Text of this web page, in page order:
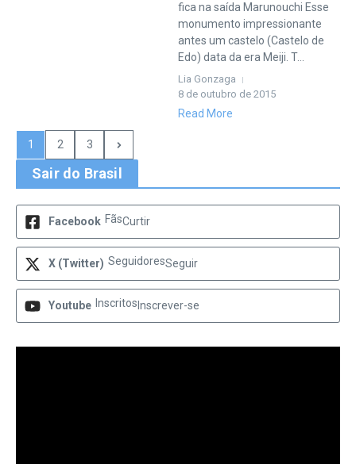
fica na saída Marunouchi Esse
monumento impressionante
antes um castelo (Castelo de
Edo) data da era Meiji. T...
Lia Gonzaga
8 de outubro de 2015
Read More
1 2 3
Sair do Brasil
Facebook FãsCurtir
X (Twitter) SeguidoresSeguir
Youtube Inscritos Inscrever-se